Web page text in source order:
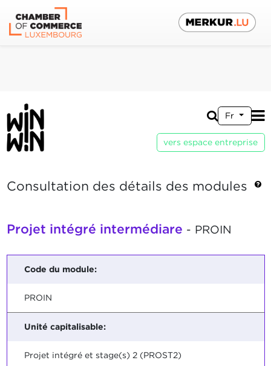
Fr
vers espace entreprise
Consultation des détails des modules
Projet intégré intermédiare - PROIN
Code du module:
PROIN
Unité capitalisable:
Projet intégré et stage(s) 2 (PROST2)